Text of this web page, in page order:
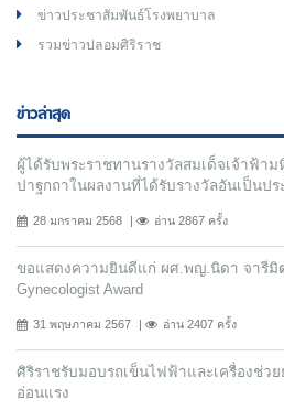
ข่าวประชาสัมพันธ์โรงพยาบาล
รวมข่าวปลอมศิริราช
ข่าวล่าสุด
ผู้ได้รับพระราชทานรางวัลสมเด็จเจ้าฟ้า
ปาฐกถาในผลงานที่ได้รับรางวัลอันเป็นป
28 มกราคม 2568 อ่าน 2867 ครั้ง
ขอแสดงความยินดีแก่ ผศ.พญ.นิดา จารีมิต
Gynecologist Award
31 พฤษภาคม 2567 อ่าน 2407 ครั้ง
ศิริราชรับมอบรถเข็นไฟฟ้าและเครื่องช่ว
อ่อนแรง